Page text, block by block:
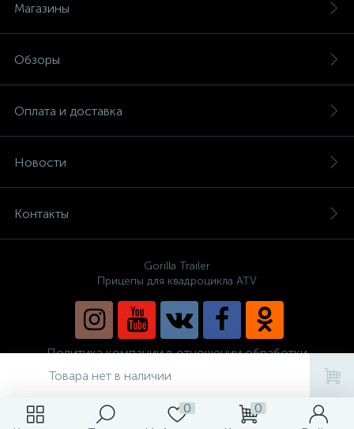
0
0
Товара нет в наличии
Магазины
Обзоры
Оплата и доставка
Новости
Контакты
Gorilla Trailer
Прицепы для квадроцикла ATV
Политика компании в отношении обработки